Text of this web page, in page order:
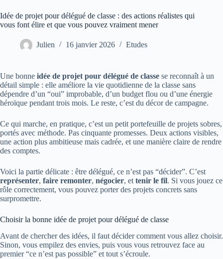
Idée de projet pour délégué de classe : des actions réalistes qui
vous font élire et que vous pouvez vraiment mener
Julien 16 janvier 2026 Etudes
Une bonne idée de projet pour délégué de classe se reconnaît à un
détail simple : elle améliore la vie quotidienne de la classe sans
dépendre d’un “oui” improbable, d’un budget flou ou d’une énergie
héroïque pendant trois mois. Le reste, c’est du décor de campagne.
Ce qui marche, en pratique, c’est un petit portefeuille de projets sobres,
portés avec méthode. Pas cinquante promesses. Deux actions visibles,
une action plus ambitieuse mais cadrée, et une manière claire de rendre
des comptes.
Voici la partie délicate : être délégué, ce n’est pas “décider”. C’est
représenter, faire remonter, négocier, et tenir le fil. Si vous jouez ce
rôle correctement, vous pouvez porter des projets concrets sans
surpromettre.
Choisir la bonne idée de projet pour délégué de classe
Avant de chercher des idées, il faut décider comment vous allez choisir.
Sinon, vous empilez des envies, puis vous vous retrouvez face au
premier “ce n’est pas possible” et tout s’écroule.